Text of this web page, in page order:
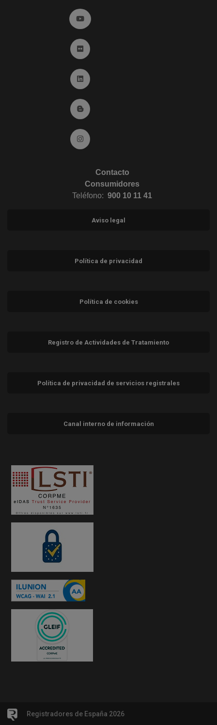
Ir a YouTube (abre en ventana nueva)
Ir a Flickr (abre en ventana nueva)
Ir a Linkedin (abre en ventana nueva)
Ir al Blog (abre en ventana nueva)
Ir a Instagram (abre en ventana nueva)
Contacto
Consumidores
Teléfono: 900 10 11 41
Aviso legal
Política de privacidad
Política de cookies
Registro de Actividades de Tratamiento
Política de privacidad de servicios registrales
Canal interno de información
Registradores de España 2026